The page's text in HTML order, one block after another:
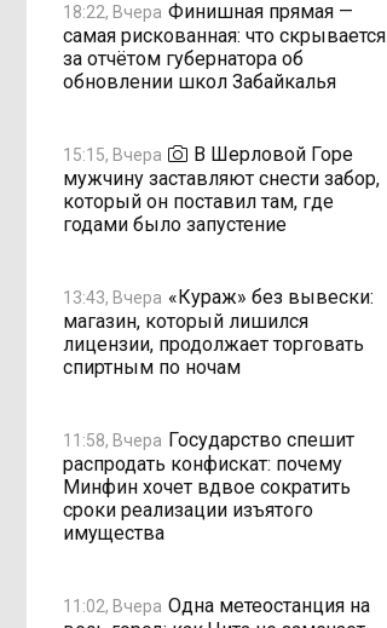
18:22, Вчера Финишная прямая —
самая рискованная: что скрывается
за отчётом губернатора об
обновлении школ Забайкалья
15:15, Вчера
В Шерловой Горе
мужчину заставляют снести забор,
который он поставил там, где
годами было запустение
13:43, Вчера «Кураж» без вывески:
магазин, который лишился
лицензии, продолжает торговать
спиртным по ночам
11:58, Вчера Государство спешит
распродать конфискат: почему
Минфин хочет вдвое сократить
сроки реализации изъятого
имущества
11:02, Вчера Одна метеостанция на